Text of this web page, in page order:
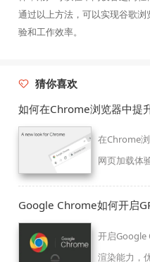
通过以上方法，可以实现谷歌
验和工作效率。
猜你喜欢
如何在Chrome浏览器中提
在Chrome
网页加载体
Google Chrome如何开启
开启Google
渲染能力，